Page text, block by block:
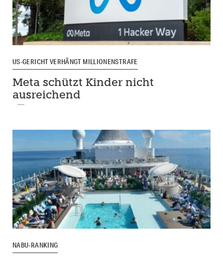
US-GERICHT VERHÄNGT MILLIONENSTRAFE
Meta schützt Kinder nicht
ausreichend
NABU-RANKING